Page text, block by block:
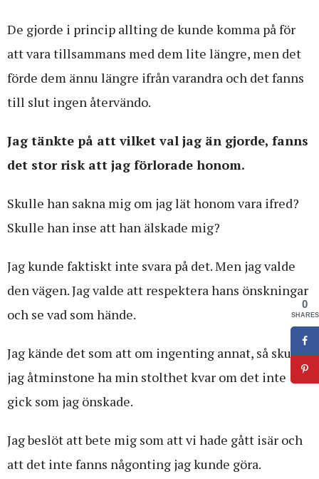
De gjorde i princip allting de kunde komma på för
att vara tillsammans med dem lite längre, men det
förde dem ännu längre ifrån varandra och det fanns
till slut ingen återvändo.
Jag tänkte på att vilket val jag än gjorde, fanns
det stor risk att jag förlorade honom.
Skulle han sakna mig om jag lät honom vara ifred?
Skulle han inse att han älskade mig?
Jag kunde faktiskt inte svara på det. Men jag valde
den vägen. Jag valde att respektera hans önskningar
och se vad som hände.
Jag kände det som att om ingenting annat, så skulle
jag åtminstone ha min stolthet kvar om det inte
gick som jag önskade.
Jag beslöt att bete mig som att vi hade gått isär och
att det inte fanns någonting jag kunde göra.
0
SHARES